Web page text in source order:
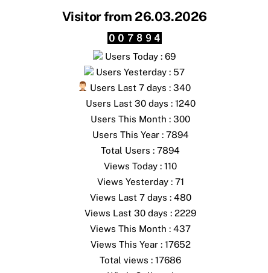
Visitor from 26.03.2026
Users Today : 69
Users Yesterday : 57
Users Last 7 days : 340
Users Last 30 days : 1240
Users This Month : 300
Users This Year : 7894
Total Users : 7894
Views Today : 110
Views Yesterday : 71
Views Last 7 days : 480
Views Last 30 days : 2229
Views This Month : 437
Views This Year : 17652
Total views : 17686